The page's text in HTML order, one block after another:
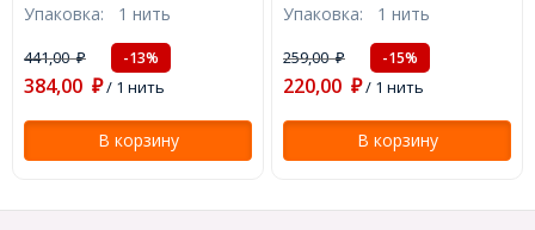
Окрашенные, На нитях,
Черный, 8мм, Отв. 2мм,
около 45шт/38см/нить
(УТ000005323)
Упаковка: 1 нить
441,00₽ -13%
384,00 ₽/ 1 нить
В корзину
Черный, 8мм, Отв. 1мм,
около 44шт/35см/нить,
(УТ100011844)
Упаковка: 1 нить
259,00₽ -15%
220,00 ₽/ 1 нить
В корзину